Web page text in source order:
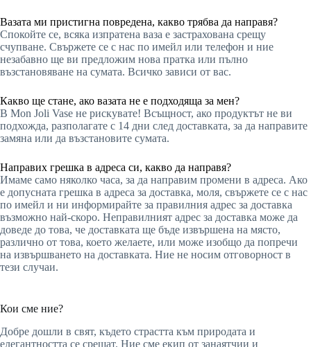
Вазата ми пристигна повредена, какво трябва да направя?
Спокойте се, всяка изпратена ваза е застрахована срещу
счупване. Свържете се с нас по имейл или телефон и ние
незабавно ще ви предложим нова пратка или пълно
възстановяване на сумата. Всичко зависи от вас.
Какво ще стане, ако вазата не е подходяща за мен?
В Mon Joli Vase не рискувате! Всъщност, ако продуктът не ви
подхожда, разполагате с 14 дни след доставката, за да направите
замяна или да възстановите сумата.
Направих грешка в адреса си, какво да направя?
Имаме само няколко часа, за да направим промени в адреса. Ако
е допусната грешка в адреса за доставка, моля, свържете се с нас
по имейл и ни информирайте за правилния адрес за доставка
възможно най-скоро. Неправилният адрес за доставка може да
доведе до това, че доставката ще бъде извършена на място,
различно от това, което желаете, или може изобщо да попречи
на извършването на доставката. Ние не носим отговорност в
тези случаи.
Кои сме ние?
Добре дошли в свят, където страстта към природата и
елегантността се срещат. Ние сме екип от занаятчии и